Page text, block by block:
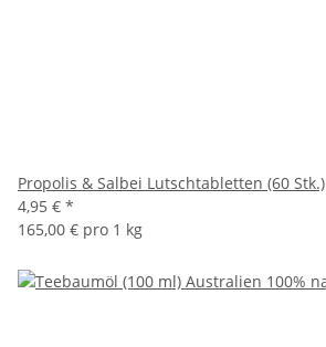
Propolis & Salbei Lutschtabletten (60 Stk.)
4,95 € *
165,00 € pro 1 kg